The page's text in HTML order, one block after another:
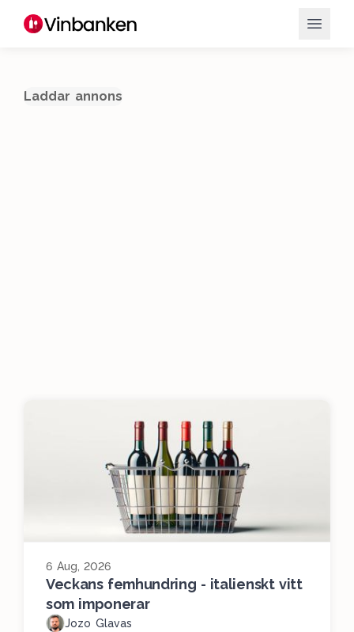
Laddar annons
6 Aug, 2026
Veckans femhundring - italienskt vitt
som imponerar
Jozo Glavas